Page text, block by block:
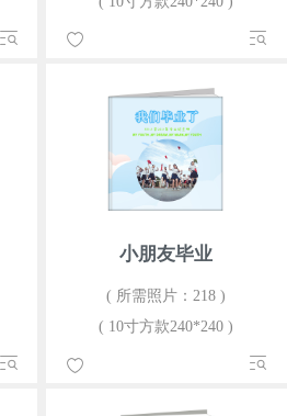
小朋友毕业
( 所需照片：218 )
( 10寸方款240*240 )